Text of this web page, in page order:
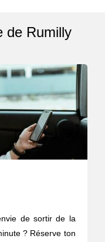
de Rumilly
de sortir de la
? Réserve ton